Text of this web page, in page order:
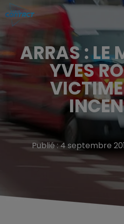
ARRAS : LE
YVES
Publié : 4 septembre